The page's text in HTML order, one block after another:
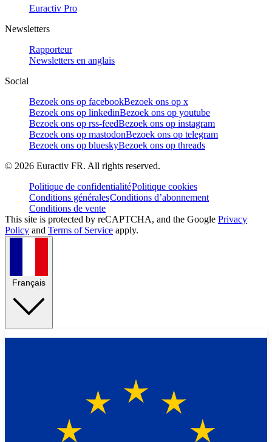
Euractiv Pro
Newsletters
Rapporteur
Newsletters en anglais
Social
Bezoek ons op facebookBezoek ons op x
Bezoek ons op linkedinBezoek ons op youtube
Bezoek ons op rss-feedBezoek ons op instagram
Bezoek ons op mastodonBezoek ons op telegram
Bezoek ons op blueskyBezoek ons op threads
© 2026 Euractiv FR. All rights reserved.
Politique de confidentialitéPolitique cookies
Conditions généralesConditions d’abonnement
Conditions de vente
This site is protected by reCAPTCHA, and the Google Privacy
Policy and Terms of Service apply.
Français